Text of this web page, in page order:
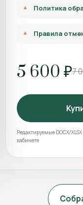
Политика
Правила
5 600 ₽7
Редактируемые DOCX/
кабинете